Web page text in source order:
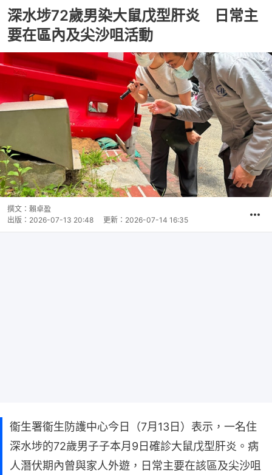
深水埗72歲男染大鼠戊型肝炎 日常主
要在區內及尖沙咀活動
撰文： 賴卓盈
出版： 2026-07-13 20:48 更新： 2026-07-14 16:35
衞生署衞生防護中心今日（7月13日）表示，一名住
深水埗的72歲男子子本月9日確診大鼠戊型肝炎。病
人潛伏期內曾與家人外遊，日常主要在該區及尖沙咀